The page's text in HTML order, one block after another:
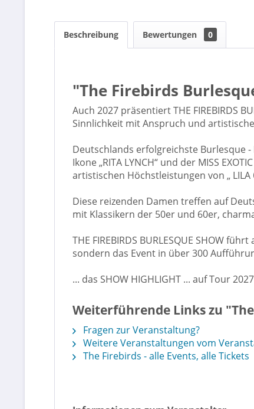
Beschreibung Bewertungen 0
"The Firebirds
Auch 2027 präsentiert THE FIREBIRDS
Sinnlichkeit mit Anspruch und
Deutschlands erfolgreichste Burlesque -
Ikone „RITA LYNCH“ und der MISS
artistischen Höchstleistungen von „ LILA
Diese reizenden Damen treffen auf
mit Klassikern der 50er und 60er,
THE FIREBIRDS BURLESQUE SHOW
sondern das Event in über 300
... das SHOW HIGHLIGHT ... auf Tour 2027
Weiterführende Links zu
Fragen zur Veranstaltung?
Weitere Veranstaltungen vom
The Firebirds - alle Events, alle Tickets